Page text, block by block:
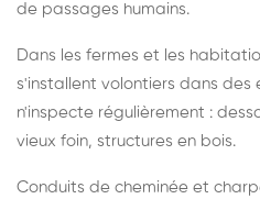
de passages humains.
Dans les fermes et les
s'installent volontiers dans des
n'inspecte régulièrement :
vieux foin, structures en bois.
Conduits de cheminée et